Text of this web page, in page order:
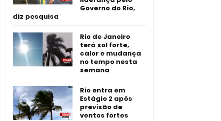
Governo do Rio,
diz pesquisa
Rio de Janeiro
terá sol forte,
calor e mudança
no tempo nesta
semana
Rio entra em
Estágio 2 após
previsão de
ventos fortes